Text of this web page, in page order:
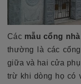
Các mẫu cổng
thường là các
giữa và hai cửa
trừ khi dòng họ có